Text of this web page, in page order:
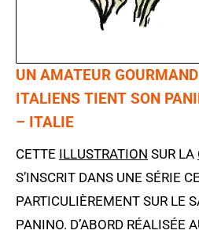
UN AMATEUR
ITALIENS TIENT SON
– ITALIE
CETTE ILLUSTRATION SUR LA
S’INSCRIT DANS UNE SÉRIE
PARTICULIÈREMENT SUR LE
PANINO. D’ABORD RÉALISÉE